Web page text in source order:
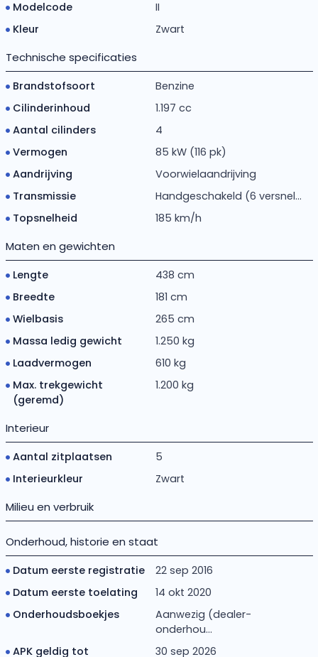
Modelcode
II
Kleur
Zwart
Technische specificaties
Brandstofsoort
Benzine
Cilinderinhoud
1.197 cc
Aantal cilinders
4
Vermogen
85 kW (116 pk)
Aandrijving
Voorwielaandrijving
Transmissie
Handgeschakeld (6 versnel...
Topsnelheid
185 km/h
Maten en gewichten
Lengte
438 cm
Breedte
181 cm
Wielbasis
265 cm
Massa ledig gewicht
1.250 kg
Laadvermogen
610 kg
Max. trekgewicht
(geremd)
1.200 kg
Interieur
Aantal zitplaatsen
5
Interieurkleur
Zwart
Milieu en verbruik
Onderhoud, historie en staat
Datum eerste registratie
22 sep 2016
Datum eerste toelating
14 okt 2020
Onderhoudsboekjes
Aanwezig (dealer-
onderhou...
APK geldig tot
30 sep 2026